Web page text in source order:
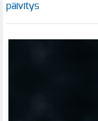
päivitys